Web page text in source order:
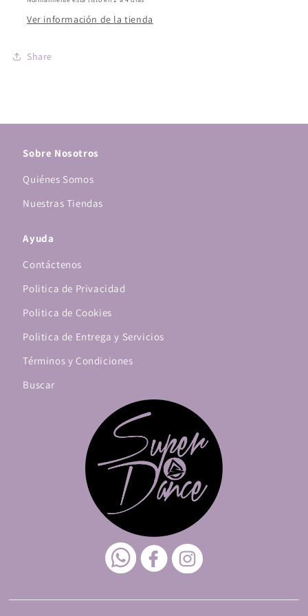
Ver información de la tienda
Share
Sobre Nosotros
Quiénes Somos
Nuestras Tiendas
Ayuda
Contáctenos
Politica de Privacidad
Politica de Cookies
Politica de Entrega y Servicios
Términos y Condiciones
Buscar